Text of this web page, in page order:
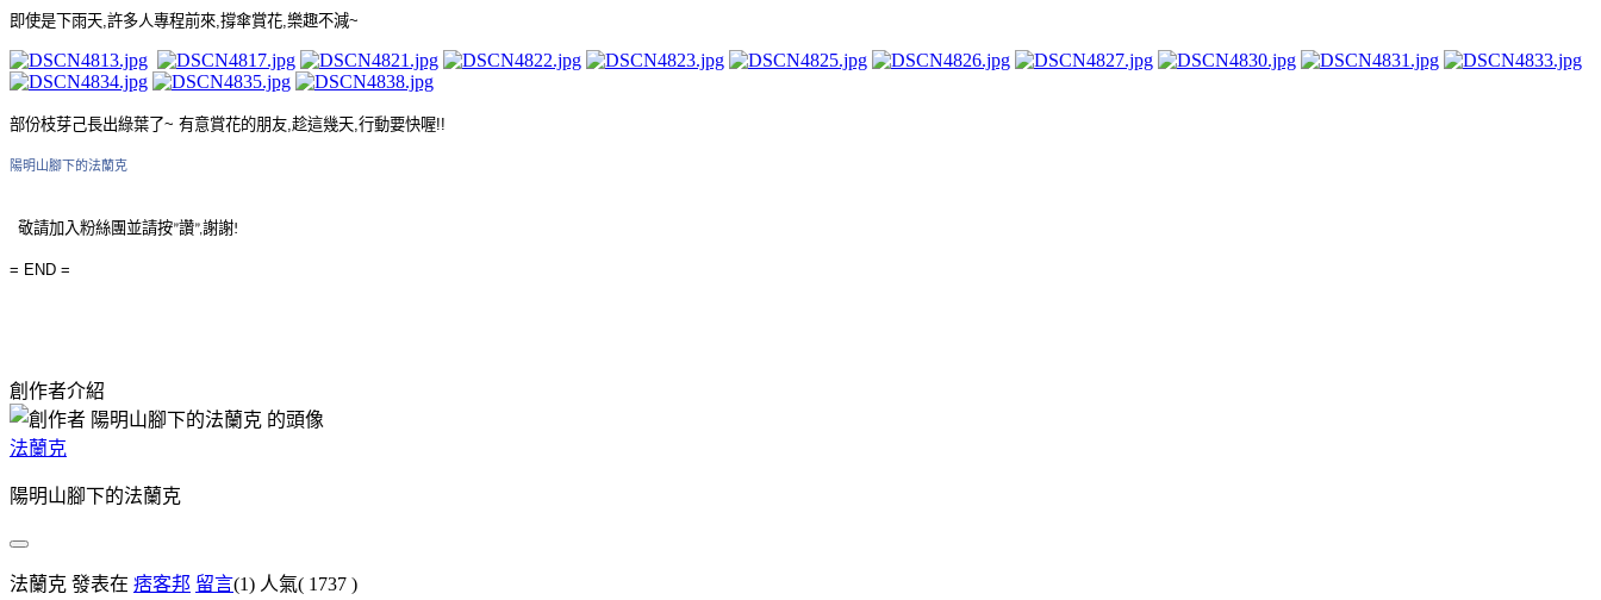
即使是下雨天 許多人專程前來 撐傘賞花 樂趣不減~
部份枝芽己長出綠葉了~ 有意賞花的朋友 趁這幾天 行動要快喔!!
陽明山腳下的法蘭克
敬請加入粉絲團並請按”讚”,謝謝!
= END =
創作者介紹
法蘭克
陽明山腳下的法蘭克
法蘭克 發表在 痞客邦 留言(1) 人氣( 1737 )